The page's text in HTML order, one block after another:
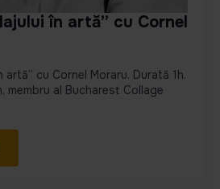
în artă” cu Cornel
artă” cu Cornel Moraru. Durată 1h.
membru al Bucharest Collage